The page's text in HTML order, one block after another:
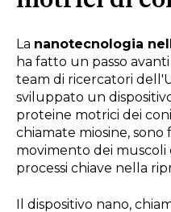
La nanotecnologia
ha fatto un passo
team di ricercatori
sviluppato un
proteine motrici dei
chiamate miosine, sono
movimento dei muscoli
processi chiave nella
Il dispositivo nano,